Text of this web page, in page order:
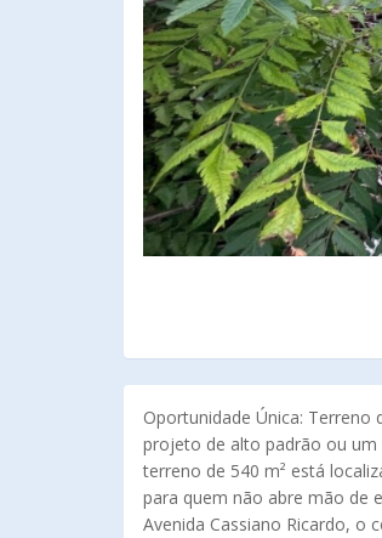
Oportunidade Única: Terreno
projeto de alto padrão ou um
terreno de 540 m² está
para quem não abre mão de
Avenida Cassiano Ricardo, o